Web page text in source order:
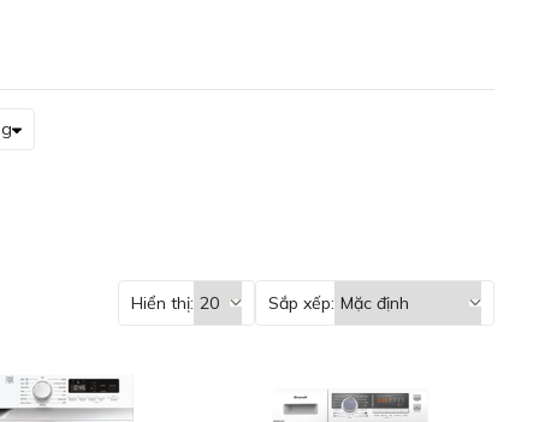
Hiển thị: Sắp xếp: